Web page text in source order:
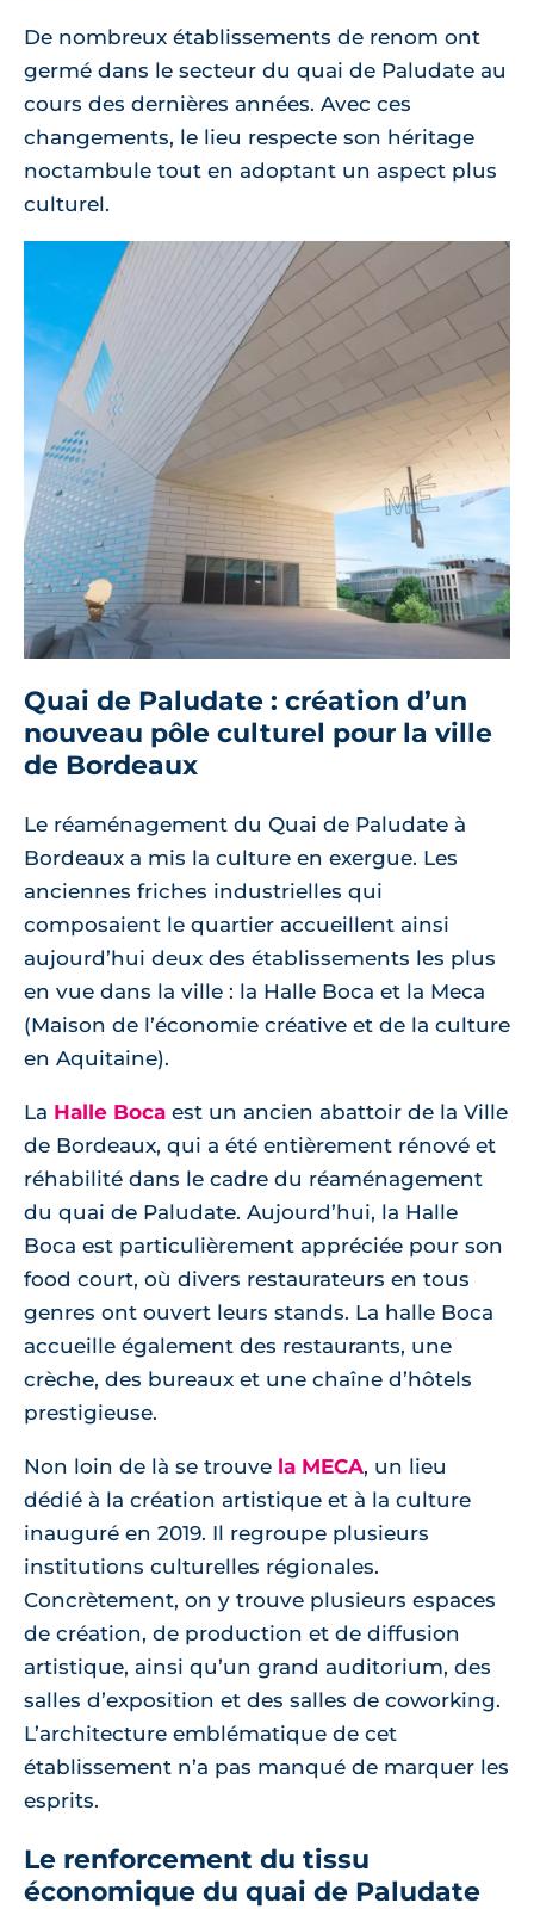
De nombreux établissements de renom ont
germé dans le secteur du quai de Paludate au
cours des dernières années. Avec ces
changements, le lieu respecte son héritage
noctambule tout en adoptant un aspect plus
culturel.
Quai de Paludate : création d’un
nouveau pôle culturel pour la ville
de Bordeaux
Le réaménagement du Quai de Paludate à
Bordeaux a mis la culture en exergue. Les
anciennes friches industrielles qui
composaient le quartier accueillent ainsi
aujourd’hui deux des établissements les plus
en vue dans la ville : la Halle Boca et la Meca
(Maison de l’économie créative et de la culture
en Aquitaine).
La Halle Boca est un ancien abattoir de la Ville
de Bordeaux, qui a été entièrement rénové et
réhabilité dans le cadre du réaménagement
du quai de Paludate. Aujourd’hui, la Halle
Boca est particulièrement appréciée pour son
food court, où divers restaurateurs en tous
genres ont ouvert leurs stands. La halle Boca
accueille également des restaurants, une
crèche, des bureaux et une chaîne d’hôtels
prestigieuse.
Non loin de là se trouve la MECA, un lieu
dédié à la création artistique et à la culture
inauguré en 2019. Il regroupe plusieurs
institutions culturelles régionales.
Concrètement, on y trouve plusieurs espaces
de création, de production et de diffusion
artistique, ainsi qu’un grand auditorium, des
salles d’exposition et des salles de coworking.
L’architecture emblématique de cet
établissement n’a pas manqué de marquer les
esprits.
Le renforcement du tissu
économique du quai de Paludate